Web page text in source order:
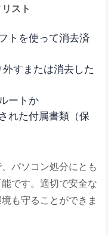
スト
トを使って消去済
すまたは消去した
ートか
れた付属書類（保
パソコン処分にとも
です。適切で安全な
も守ることができま